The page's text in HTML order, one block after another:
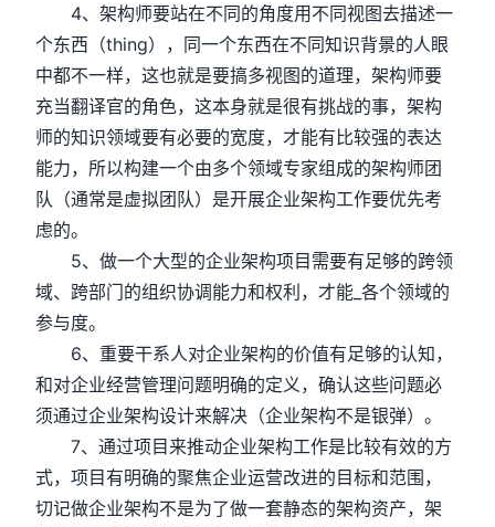
4、架构师要站在不同的角度用不同视图去描述一
个东西（thing），同一个东西在不同知识背景的人眼
中都不一样，这也就是要搞多视图的道理，架构师要
充当翻译官的角色，这本身就是很有挑战的事，架构
师的知识领域要有必要的宽度，才能有比较强的表达
能力，所以构建一个由多个领域专家组成的架构师团
队（通常是虚拟团队）是开展企业架构工作要优先考
虑的。
5、做一个大型的企业架构项目需要有足够的跨领
域、跨部门的组织协调能力和权利，才能_各个领域的
参与度。
6、重要干系人对企业架构的价值有足够的认知，
和对企业经营管理问题明确的定义，确认这些问题必
须通过企业架构设计来解决（企业架构不是银弹）。
7、通过项目来推动企业架构工作是比较有效的方
式，项目有明确的聚焦企业运营改进的目标和范围，
切记做企业架构不是为了做一套静态的架构资产，架